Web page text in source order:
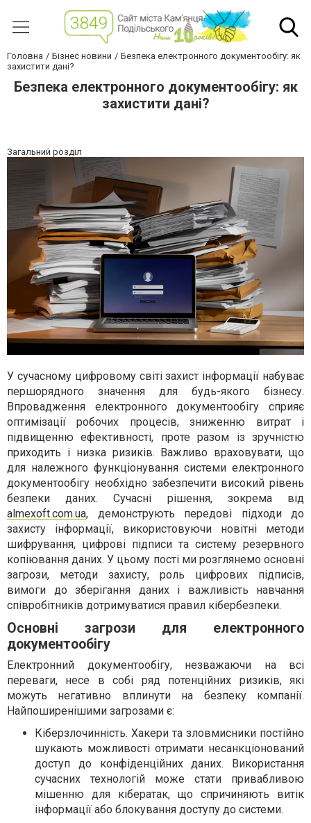
Головна Бізнес новини
Безпека електронного документообігу: як
захистити дані?
Безпека електронного документообігу: як
захистити дані?
Загальний розділ
У сучасному цифровому світі захист інформації набуває
першорядного значення для будь-якого бізнесу.
Впровадження електронного документообігу сприяє
оптимізації робочих процесів, зниженню витрат і
підвищенню ефективності, проте разом із зручністю
приходить і низка ризиків. Важливо враховувати, що
для належного функціонування системи електронного
документообігу необхідно забезпечити високий рівень
безпеки даних. Сучасні рішення, зокрема від
almexoft.com.ua, демонструють передові підходи до
захисту інформації, використовуючи новітні методи
шифрування, цифрові підписи та систему резервного
копіювання даних. У цьому пості ми розглянемо основні
загрози, методи захисту, роль цифрових підписів,
вимоги до зберігання даних і важливість навчання
співробітників дотримуватися правил кібербезпеки.
Основні загрози для електронного
документообігу
Електронний документообігу, незважаючи на всі
переваги, несе в собі ряд потенційних ризиків, які
можуть негативно вплинути на безпеку компанії.
Найпоширенішими загрозами є:
Кіберзлочинність. Хакери та зловмисники постійно
шукають можливості отримати несанкціонований
доступ до конфіденційних даних. Використання
сучасних технологій може стати привабливою
мішенню для кібератак, що спричиняють витік
інформації або блокування доступу до системи.